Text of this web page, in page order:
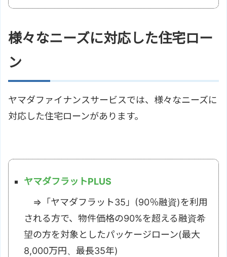
様々なニーズに対応した住宅ロー
ン
ヤマダファイナンスサービスでは、様々なニーズに
対応した住宅ローンがあります。
ヤマダフラットPLUS
⇒「ヤマダフラット35」(90％融資)を利用
される方で、物件価格の90%を超える融資希
望の方を対象としたパッケージローン(最大
8,000万円、最長35年)